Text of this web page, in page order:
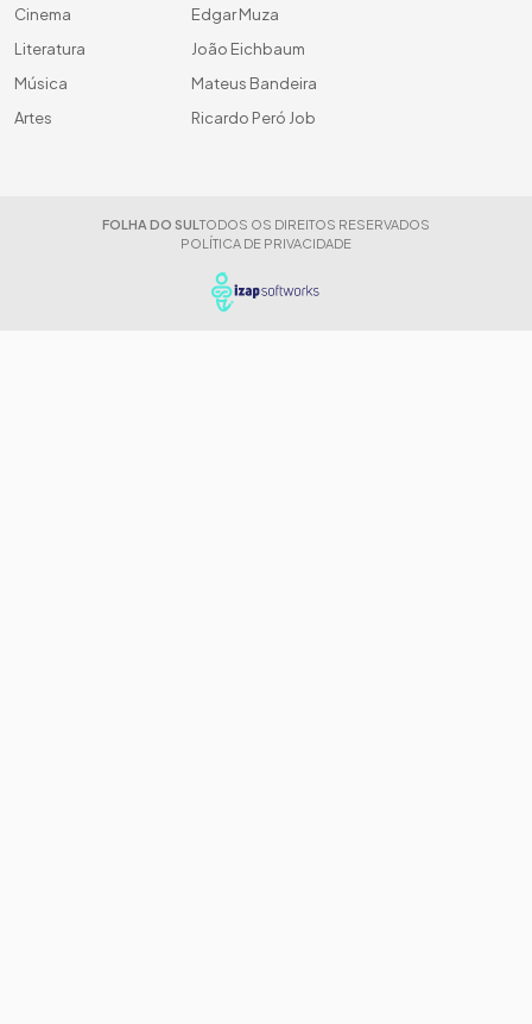
Cinema
Literatura
Música
Artes
Edgar Muza
João Eichbaum
Mateus Bandeira
Ricardo Peró Job
FOLHA DO SUL TODOS OS DIREITOS RESERVADOS
POLÍTICA DE PRIVACIDADE